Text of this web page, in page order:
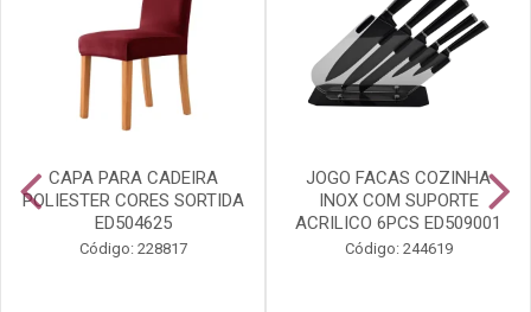
CAPA PARA CADEIRA
POLIESTER CORES SORTIDA
ED504625
Código: 228817
JOGO FACAS COZINHA
INOX COM SUPORTE
ACRILICO 6PCS ED509001
Código: 244619